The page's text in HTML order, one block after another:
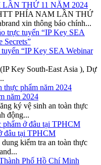
THỨ 11 NĂM 2024
PHÍA NAM LẦN THỨ
xin thông báo chính...
“IP Key SEA Webinar
Key South-East Asia ), Dự
năm 2024
ký vệ sinh an toàn thực
động...
đâu tại TPHCM
kiểm tra an toàn thực